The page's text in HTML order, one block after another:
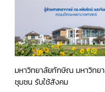
มหาวิทยาลัยทักษิณ มหาวิทย
ชุมชน รับใช้สังคม